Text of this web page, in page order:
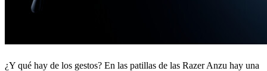
¿Y qué hay de los gestos? En las patillas de las Razer Anzu hay una